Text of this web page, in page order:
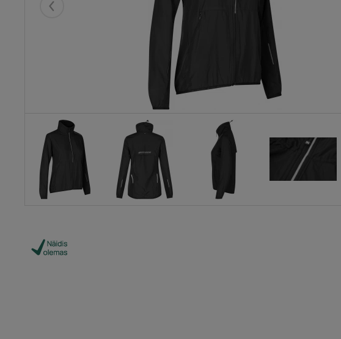
Eelmised